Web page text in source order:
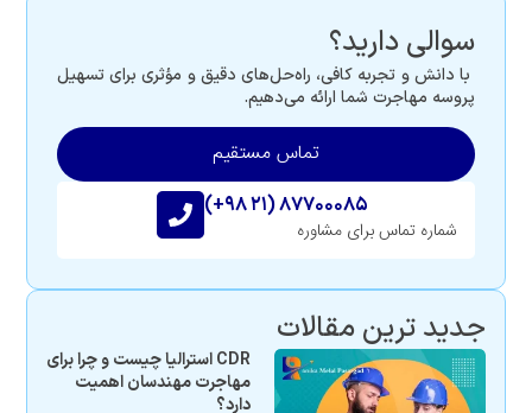
سوالی دارید؟
با دانش و تجربه کافی، راه‌حل‌های دقیق و مؤثری برای تسهیل
پروسه مهاجرت شما ارائه می‌دهیم.
تماس مستقیم
(+۹۸ ۲۱) ۸۷۷۰۰۰۸۵
شماره تماس برای مشاوره
جدید ترین مقالات
CDR استرالیا چیست و چرا برای
مهاجرت مهندسان اهمیت
دارد؟